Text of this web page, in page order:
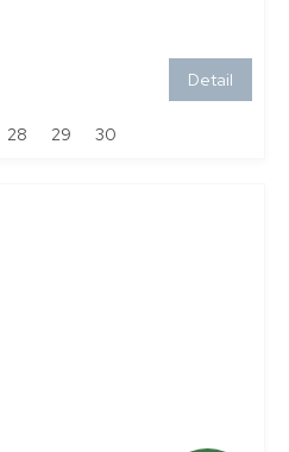
Detail
28 29 30